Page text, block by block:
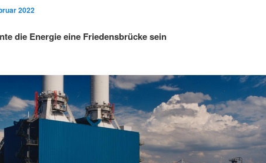
2022
die Energie eine Friedensbrücke sein